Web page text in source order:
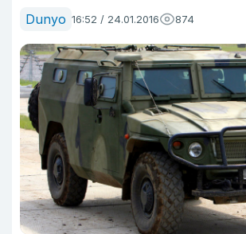
Dunyo 16:52 / 24.01.2016 874